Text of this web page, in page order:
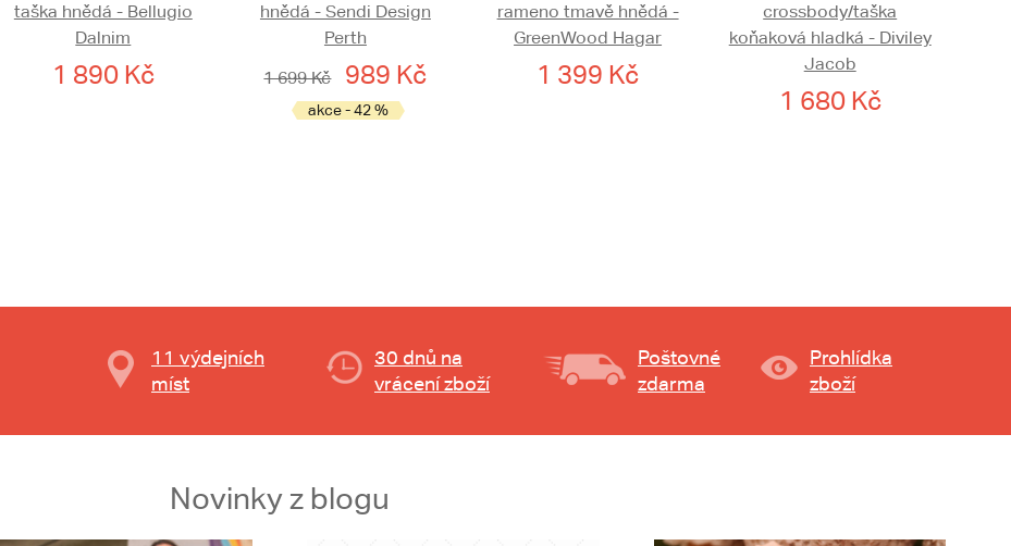
taška hnědá - Bellugio
Dalnim
1 890 Kč
hnědá - Sendi Design
Perth
1 699 Kč
989 Kč
akce - 42 %
rameno tmavě hnědá -
GreenWood Hagar
1 399 Kč
crossbody/taška
koňaková hladká - Diviley
Jacob
1 680 Kč
11 výdejních
míst
30 dnů na
vrácení zboží
Poštovné
zdarma
Prohlídka
zboží
Novinky z blogu